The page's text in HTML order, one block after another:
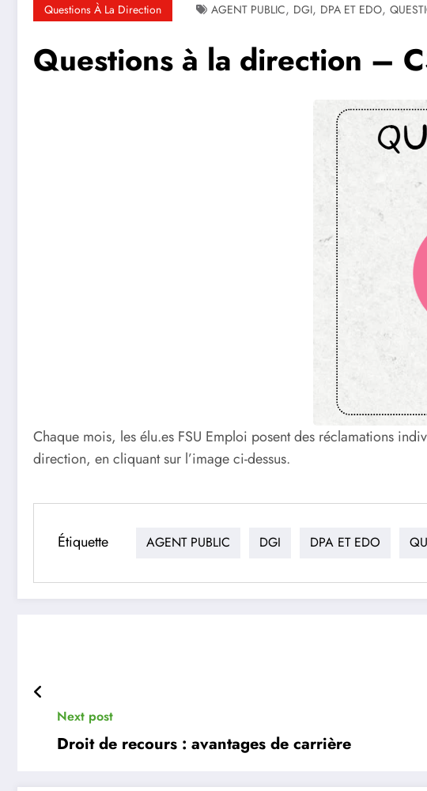
Questions À La Direction AGENT PUBLIC, DGI, DPA ET EDO,
Questions à la direction –
Chaque mois, les élu.es FSU Emploi posent des réclamations
direction, en cliquant sur l’image ci-dessus.
Étiquette AGENT PUBLIC DGI DPA ET EDO
Next post
Droit de recours : avantages de carrière